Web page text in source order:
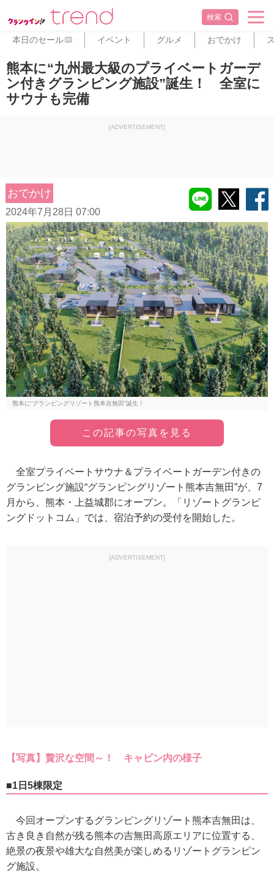
検索
本日のセール PR イベント グルメ おでかけ
熊本に“九州最大級のプライベートガーデ
ン付きグランピング施設”誕生！ 全室に
サウナも完備
[ADVERTISEMENT]
おでかけ
2024年7月28日 07:00
熊本に“グランピングリゾート熊本吉無田”誕生！
この記事の写真を見る
全室プライベートサウナ＆プライベートガーデン付きの
グランピング施設“グランピングリゾート熊本吉無田”が、7
月から、熊本・上益城郡にオープン。「リゾートグランピ
ングドットコム」では、宿泊予約の受付を開始した。
[ADVERTISEMENT]
【写真】贅沢な空間～！ キャビン内の様子
■1日5棟限定
今回オープンするグランピングリゾート熊本吉無田は、
古き良き自然が残る熊本の吉無田高原エリアに位置する、
絶景の夜景や雄大な自然美が楽しめるリゾートグランピン
グ施設。